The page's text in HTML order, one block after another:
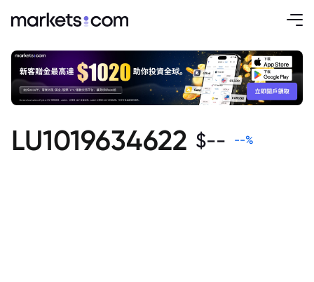
LU1019634622 $-- --%